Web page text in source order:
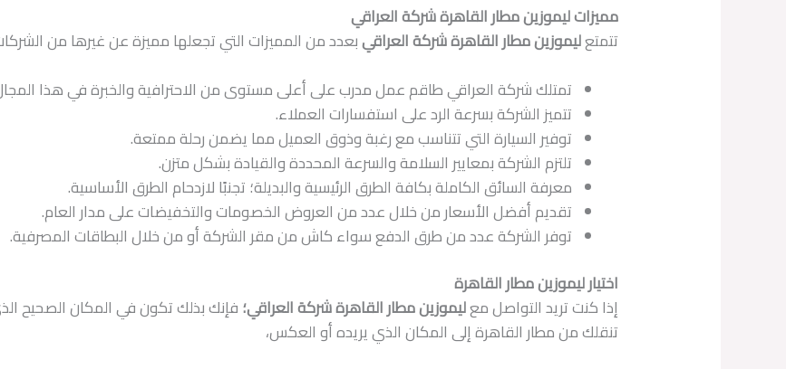
مميزات ليموزين مطار القاهرة شركة العراقي
تتمتعليموزين مطار القاهرة شركة العراقيبعدد من المميزات التي تجعلها مميزة عن غيرها من
تمتلك شركة العراقي طاقم عمل مدرب على أعلى مستوى من الاحترافية والخبرة في هذا
تتميز الشركة بسرعة الرد على استفسارات العملاء.
توفير السيارة التي تتناسب مع رغبة وذوق العميل مما يضمن رحلة ممتعة.
تلتزم الشركة بمعايير السلامة والسرعة المحددة والقيادة بشكل متزن.
معرفة السائق الكاملة بكافة الطرق الرئيسية والبديلة؛ تجنبًا لازدحام الطرق الأساسية.
تقديم أفضل الأسعار من خلال عدد من العروض الخصومات والتخفيضات على مدار العام.
توفر الشركة عدد من طرق الدفع سواء كاش من مقر الشركة أو من خلال البطاقات المصرفية.
اختيار ليموزين مطار القاهرة
إذا كنت تريد التواصل معليموزين مطار القاهرة شركة العراقي؛فإنك بذلك تكون في المكان الصحيح
تنقلك من مطار القاهرة إلى المكان الذي يريده أو العكس،